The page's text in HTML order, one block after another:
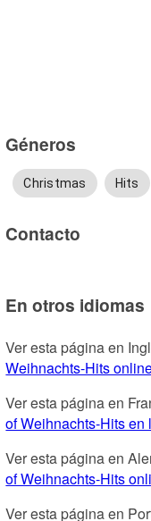
Géneros
Christmas Hits
Contacto
En otros idiomas
Ver esta página en
Weihnachts-Hits
Ver esta página en
of Weihnachts-Hits en
Ver esta página en
of Weihnachts-Hits
Ver esta página en